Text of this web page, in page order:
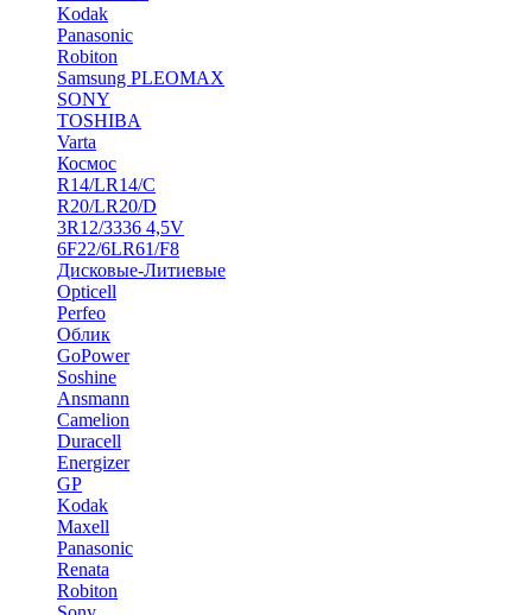
Kodak
Panasonic
Robiton
Samsung PLEOMAX
SONY
TOSHIBA
Varta
Космос
R14/LR14/C
R20/LR20/D
3R12/3336 4,5V
6F22/6LR61/F8
Дисковые-Литиевые
Opticell
Perfeo
Облик
GoPower
Soshine
Ansmann
Camelion
Duracell
Energizer
GP
Kodak
Maxell
Panasonic
Renata
Robiton